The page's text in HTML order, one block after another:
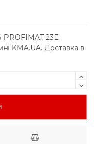
PROFIMAT 23E
KMA.UA. Доставка в